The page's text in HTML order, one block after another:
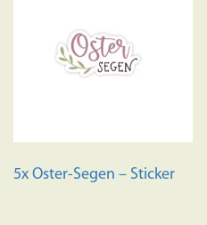
5x Oster-Segen – Sticker